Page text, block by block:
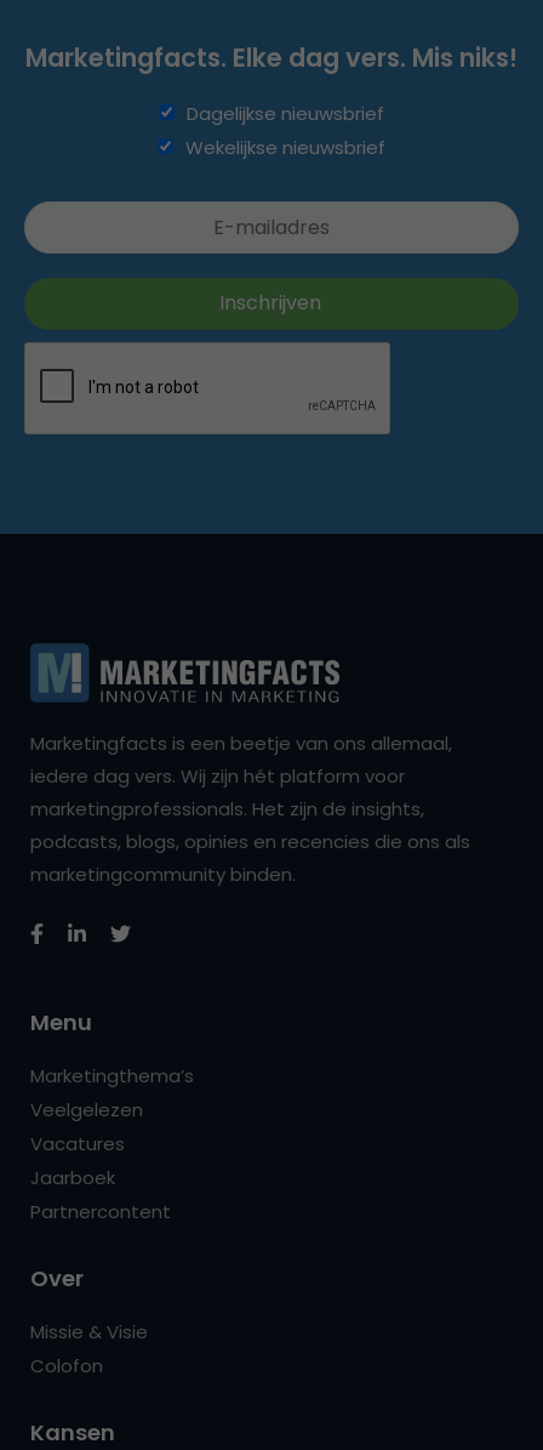
Marketingfacts. Elke dag vers. Mis niks!
Dagelijkse nieuwsbrief
Wekelijkse nieuwsbrief
Marketingfacts is een beetje van ons allemaal,
iedere dag vers. Wij zijn hét platform voor
marketingprofessionals. Het zijn de insights,
podcasts, blogs, opinies en recencies die ons als
marketingcommunity binden.
Menu
Marketingthema’s
Veelgelezen
Vacatures
Jaarboek
Partnercontent
Over
Missie & Visie
Colofon
Kansen